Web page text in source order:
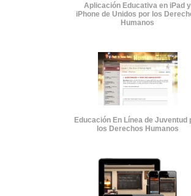
Aplicación Educativa en iPad y
iPhone de Unidos por los
Humanos
Educación En Línea de Juventud
los Derechos Humanos